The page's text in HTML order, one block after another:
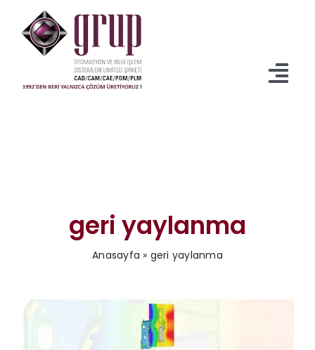
İndirmeler
Blog
İletişim
geri yaylanma
Anasayfa » geri yaylanma